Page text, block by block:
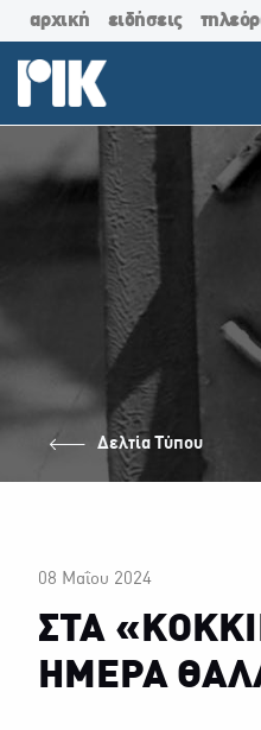
αρχική ειδήσεις
Δελτία Τύπου
08 Μαΐου 2024
ΣΤΑ
ΗΜΕΡΑ